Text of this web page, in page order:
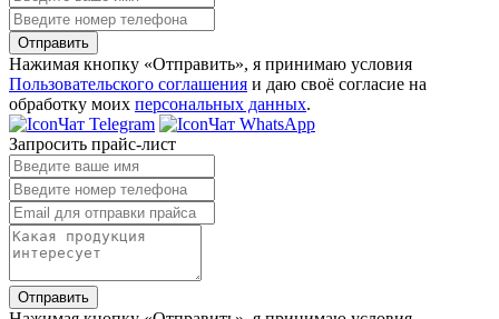
Отправить
Нажимая кнопку «Отправить», я принимаю условия
Пользовательского соглашения и даю своё согласие на
обработку моих персональных данных.
Чат Telegram
Чат WhatsApp
Запросить прайс-лист
Отправить